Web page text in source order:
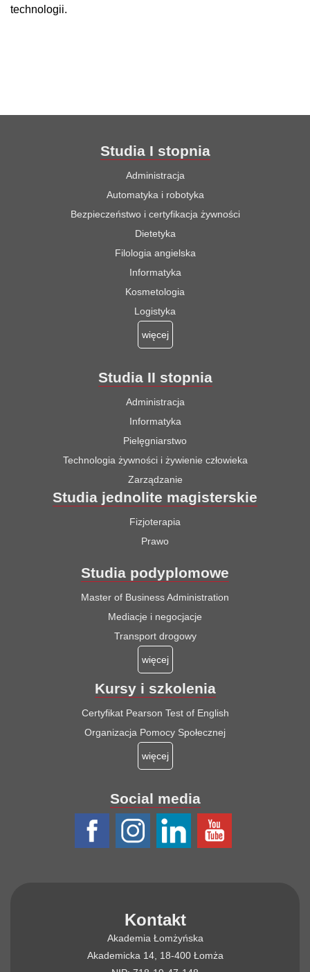
technologii.
Studia I stopnia
Administracja
Automatyka i robotyka
Bezpieczeństwo i certyfikacja żywności
Dietetyka
Filologia angielska
Informatyka
Kosmetologia
Logistyka
więcej
Studia II stopnia
Administracja
Informatyka
Pielęgniarstwo
Technologia żywności i żywienie człowieka
Zarządzanie
Studia jednolite magisterskie
Fizjoterapia
Prawo
Studia podyplomowe
Master of Business Administration
Mediacje i negocjacje
Transport drogowy
więcej
Kursy i szkolenia
Certyfikat Pearson Test of English
Organizacja Pomocy Społecznej
więcej
Social media
Kontakt
Akademia Łomżyńska
Akademicka 14, 18-400 Łomża